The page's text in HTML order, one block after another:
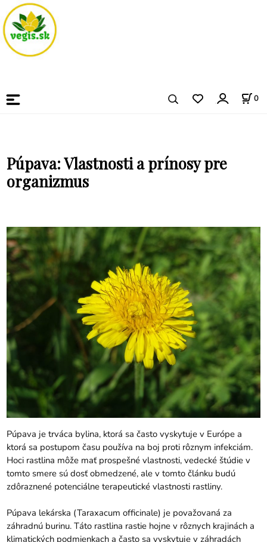
0
Púpava: Vlastnosti a prínosy pre
organizmus
Púpava je trváca bylina, ktorá sa často vyskytuje v Európe a
ktorá sa postupom času používa na boj proti rôznym infekciám.
Hoci rastlina môže mať prospešné vlastnosti, vedecké štúdie v
tomto smere sú dosť obmedzené, ale v tomto článku budú
zdôraznené potenciálne terapeutické vlastnosti rastliny.
Púpava lekárska (Taraxacum officinale) je považovaná za
záhradnú burinu. Táto rastlina rastie hojne v rôznych krajinách a
klimatických podmienkach a často sa vyskytuje v záhradách